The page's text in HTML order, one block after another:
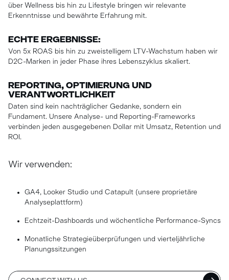
über Wellness bis hin zu Lifestyle bringen wir relevante
Erkenntnisse und bewährte Erfahrung mit.
ECHTE ERGEBNISSE:
Von 5x ROAS bis hin zu zweistelligem LTV-Wachstum haben wir
D2C-Marken in jeder Phase ihres Lebenszyklus skaliert.
REPORTING, OPTIMIERUNG UND
VERANTWORTLICHKEIT
Daten sind kein nachträglicher Gedanke, sondern ein
Fundament. Unsere Analyse- und Reporting-Frameworks
verbinden jeden ausgegebenen Dollar mit Umsatz, Retention und
ROI.
Wir verwenden:
GA4, Looker Studio und Catapult (unsere proprietäre
Analyseplattform)
Echtzeit-Dashboards und wöchentliche Performance-Syncs
Monatliche Strategieüberprüfungen und vierteljährliche
Planungssitzungen